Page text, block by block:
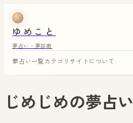
ゆめこと
夢占い・夢診断
夢占い一覧カテゴリ サイトについて
じめじめの夢占い